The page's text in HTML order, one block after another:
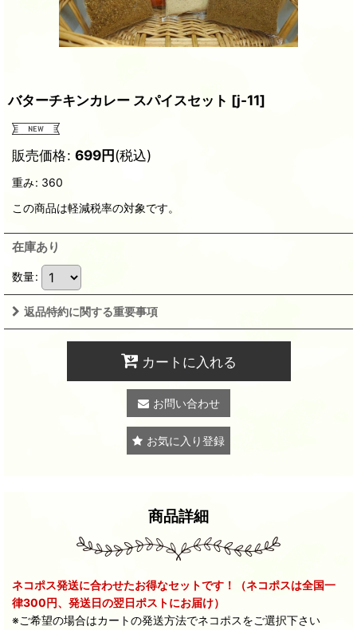
バターチキンカレー スパイスセット [j-11]
販売価格: 699円(税込)
重み: 360
この商品は軽減税率の対象です。
在庫あり
数量:
返品特約に関する重要事項
カートに入れる
お問い合わせ
お気に入り登録
商品詳細
ネコポス発送に合わせたお得なセットです！（ネコポスは全国一
律300円、発送日の翌日ポストにお届け）
※ご希望の場合はカートの発送方法でネコポスをご選択下さい